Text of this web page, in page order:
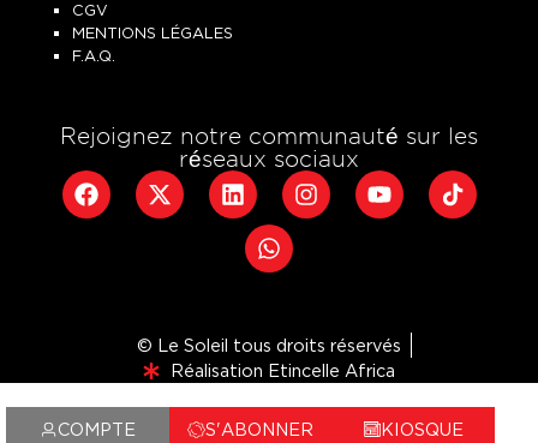
COMPTE S'ABONNER KIOSQUE
CGV
MENTIONS LÉGALES
F.A.Q.
Rejoignez notre communauté sur les
réseaux sociaux
© Le Soleil tous droits réservés
Réalisation Etincelle Africa